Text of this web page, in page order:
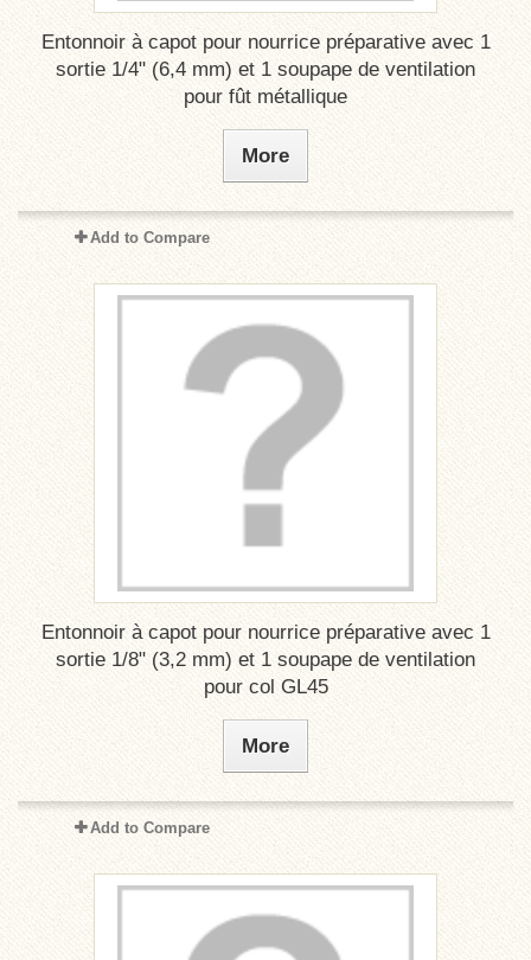
Entonnoir à capot pour nourrice préparative avec 1
sortie 1/4" (6,4 mm) et 1 soupape de ventilation
pour fût métallique
More
Add to Compare
Entonnoir à capot pour nourrice préparative avec 1
sortie 1/8" (3,2 mm) et 1 soupape de ventilation
pour col GL45
More
Add to Compare